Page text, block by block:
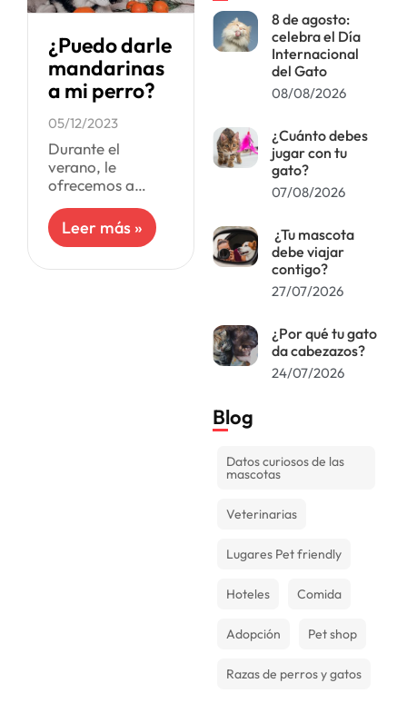
¿Puedo darle
mandarinas
a mi perro?
05/12/2023
Durante el
verano, le
ofrecemos a
engreídos cierta
variedad de
pensando que
Leer más »
8 de agosto:
celebra el Día
Internacional
del Gato
08/08/2026
¿Cuánto debes
jugar con tu
gato?
07/08/2026
¿Tu mascota
debe viajar
contigo?
27/07/2026
¿Por qué tu gato
da cabezazos?
24/07/2026
Blog
Datos curiosos de las
mascotas
Veterinarias
Lugares Pet friendly
Hoteles Comida
Adopción Pet shop
Razas de perros y gatos